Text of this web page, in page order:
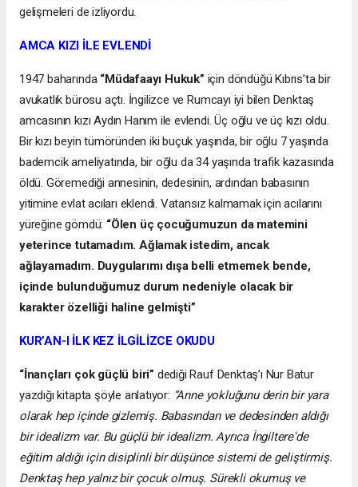
gelişmeleri de izliyordu.
AMCA KIZI İLE EVLENDİ
1947 baharında “Müdafaayı Hukuk” için döndüğü Kıbrıs’ta bir
avukatlık bürosu açtı. İngilizce ve Rumcayı iyi bilen Denktaş
amcasının kızı Aydın Hanım ile evlendi. Üç oğlu ve üç kızı oldu.
Bir kızı beyin tümöründen iki buçuk yaşında, bir oğlu 7 yaşında
bademcik ameliyatında, bir oğlu da 34 yaşında trafik kazasında
öldü. Göremediği annesinin, dedesinin, ardından babasının
yitimine evlat acıları eklendi. Vatansız kalmamak için acılarını
yüreğine gömdü: “Ölen üç çocuğumuzun da matemini
yeterince tutamadım. Ağlamak istedim, ancak
ağlayamadım. Duygularımı dışa belli etmemek bende,
içinde bulunduğumuz durum nedeniyle olacak bir
karakter özelliği haline gelmişti”
KUR’AN-I İLK KEZ İLGİLİZCE OKUDU
“İnançları çok güçlü biri” dediği Rauf Denktaş’ı Nur Batur
yazdığı kitapta şöyle anlatıyor: “Anne yokluğunu derin bir yara
olarak hep içinde gizlemiş. Babasından ve dedesinden aldığı
bir idealizm var. Bu güçlü bir idealizm. Ayrıca İngiltere'de
eğitim aldığı için disiplinli bir düşünce sistemi de geliştirmiş.
Denktaş hep yalnız bir çocuk olmuş. Sürekli okumuş ve